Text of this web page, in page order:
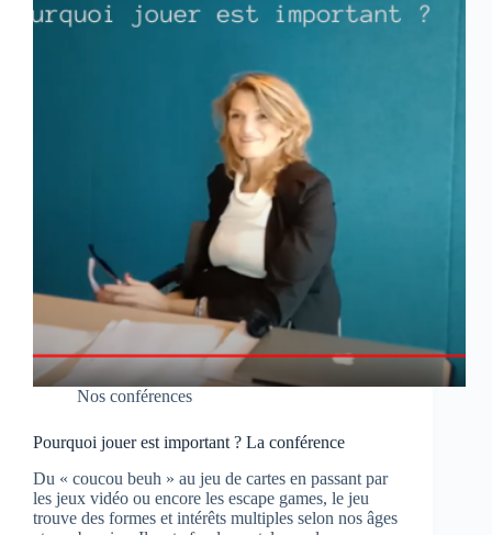
Nos conférences
Pourquoi jouer est important ? La conférence
Du « coucou beuh » au jeu de cartes en passant par
les jeux vidéo ou encore les escape games, le jeu
trouve des formes et intérêts multiples selon nos âges